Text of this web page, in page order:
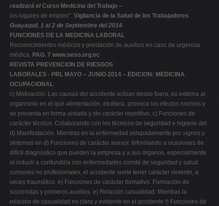
realizará elCurso Medicina del Trabajo –
los lugares de empleo". Vigilancia de la Salud de los Trabajadores
Guayaquil, 1 al 2 de Septiembre del 2014
FUNCIONES DE LA MEDICINA LABORAL
Reconocimientos médicos y prestación de auxilios en caso de urgencia
médica. PAG. 7 www.seso.org.ec
REVISTA PREVENCION DE RIESGOS
LABORALES - PRL MAYO – JUNIO 2014 – EDICION: MEDICINA
OCUPACIONAL
c) Motivación. Las causas del accidente actúan desde fuera, es externa al
organismo en el que alimentación, etcétera. provoca los efectos nocivos y
se presenta en forma aislada y sin carácter repetitivo. c) Funciones de
carácter técnico. Colaborando con los técnicos de seguridad e higiene del
d) Manifestación. Mientras en la enfermedad solapadamente por signos y
síntomas en d) Funciones de carácter asesor. Informando a ocasiones de
difícil diagnóstico que pueden la empresa y a sus órganos, especialmente
el inducir a confundirla con enfermedades comité de seguridad y salud.
comunes no profesionales, el accidente suele tener carácter violento, a
veces traumático. e) Funciones de carácter formativo. Formación de
socorristas y primeros auxilios. e) Relación casualidad. Mientras la
relación de casualidad es clara y evidente en el accidente f) Funciones de